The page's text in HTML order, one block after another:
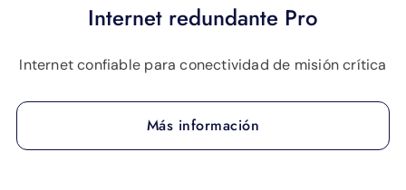
Internet redundante Pro
Internet confiable para conectividad de misión crítica
Más información